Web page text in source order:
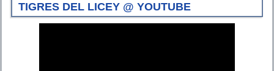
TIGRES DEL LICEY @ YOUTUBE